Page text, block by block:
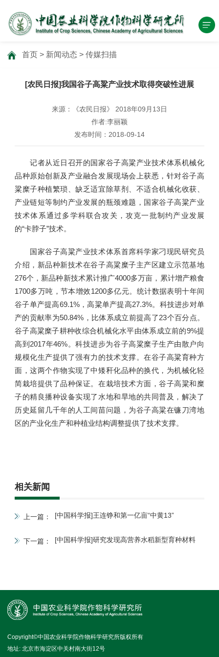
首页 > 新闻动态 > 传媒扫描
[农民日报]我国谷子高粱产业技术取得突破性进展
来源：《农民日报》 2018年09月13日
作者:李丽颖
发布时间：2018-09-14
记者从近日召开的国家谷子高粱产业技术体系机械化
品种原始创新及产业融合发展现场会上获悉，针对谷子高
粱糜子种植繁琐、缺乏适宜除草剂、不适合机械化收获、
产业链短等制约产业发展的瓶颈难题，国家谷子高粱产业
技术体系通过多学科联合攻关，攻克一批制约产业发展
的“卡脖子”技术。
国家谷子高粱产业技术体系首席科学家刁现民研究员
介绍，新品种新技术在谷子高粱糜子主产区建立示范基地
276个，新品种新技术累计推广4000多万亩，累计增产粮食
1700多万吨，节本增效1200多亿元。统计数据表明十年间
谷子单产提高69.1%，高粱单产提高27.3%。科技进步对单
产的贡献率为50.84%，比体系成立前提高了23个百分点。
谷子高粱糜子耕种收综合机械化水平由体系成立前的9%提
高到2017年46%。科技进步为谷子高粱糜子生产由散户向
规模化生产提供了强有力的技术支撑。在谷子高粱育种方
面，这两个作物实现了中矮秆化品种的换代，为机械化轻
简栽培提供了品种保证。在栽培技术方面，谷子高粱和糜
子的精良播种设备实现了水地和旱地的共同普及，解决了
历史延留几千年的人工间苗问题，为谷子高粱在镰刀湾地
区的产业化生产和种植业结构调整提供了技术支撑。
相关新闻
上一篇： [中国科学报]王连铮和第一亿亩“中黄13”
下一篇： [中国科学报]研究发现高营养水稻新型育种材料
Copyright©中国农业科学院作物科学研究所版权所有
地址: 北京市海淀区中关村南大街12号